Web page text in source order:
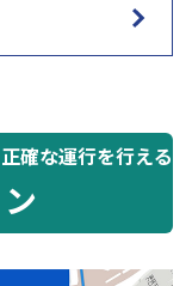
確な運行を行える